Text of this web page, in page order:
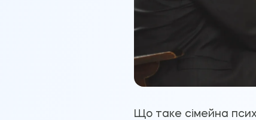
Що таке сімейна